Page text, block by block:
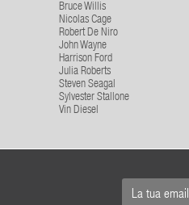
Bruce Willis
Nicolas Cage
Robert De Niro
John Wayne
Harrison Ford
Julia Roberts
Steven Seagal
Sylvester Stallone
Vin Diesel